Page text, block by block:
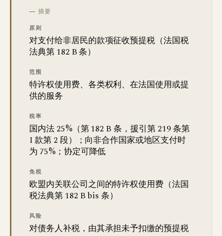
— 摘要
原则
对支付给非居民的款项征收预提税（法国税
法典第 182 B 条）
范围
特许权使用费、各类权利、在法国使用或提
供的服务
税率
国内法 25%（第 182 B 条，援引第 219 条第
I 款第 2 段）；向非合作国家或地区支付时
为 75%；协定可降低
免税
欧盟内关联公司之间的特许权使用费（法国
税法典第 182 B bis 条）
风险
对债务人补税，由其承担未予扣缴的预提税